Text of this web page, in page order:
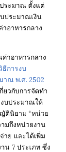
ระมาณ ตั้งแต่
ประมาณเงิน
อาหารกลาง
าอาหารกลาง
ธีการงบ
าณ พ.ศ. 2502
ยวกับการจัดทำ
บประมาณให้
ตินิยาม “หน่วย
มถึงหน่วยงาน
ย และได้เพิ่ม
น 7 ประเภท ซึ่ง